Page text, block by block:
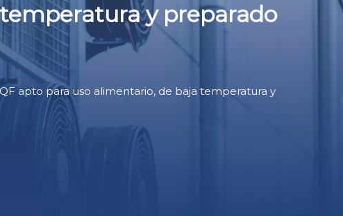
y preparado
apto para uso alimentario, de baja temperatura y